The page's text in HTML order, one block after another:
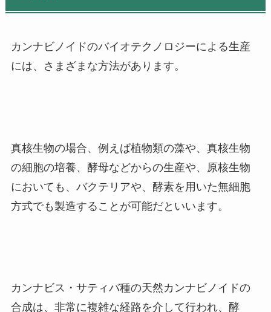
カンナビノイドのバイオテクノロジーによる生産
には、さまざまな方法があります。
真核生物の場合、例えば植物類の藻や、真核生物
の細胞の培養、酵母などからの生産や、原核生物
においても、バクテリアや、酵素を用いた無細胞
方式でも製造することが可能だといいます。
カンナビス・サティバ種の天然カンナビノイドの
合成は、非常に複雑な経路を介して行われ、酵